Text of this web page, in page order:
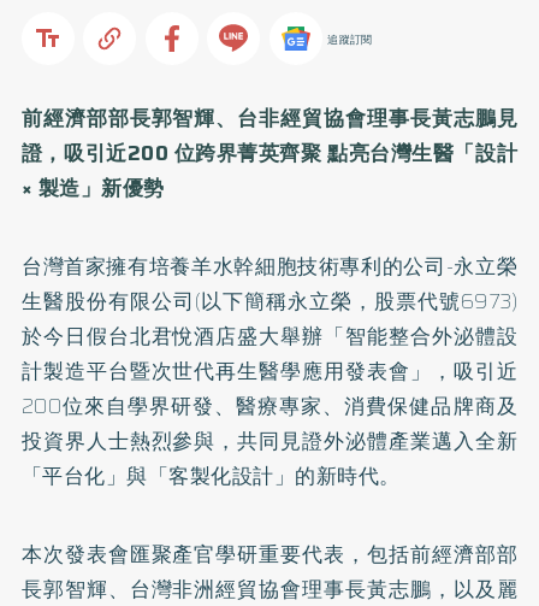
追蹤訂閱
前經濟部部長郭智輝、台非經貿協會理事長黃志鵬見
證，吸引近200 位跨界菁英齊聚 點亮台灣生醫「設計
× 製造」新優勢
台灣首家擁有培養羊水幹細胞技術專利的公司-永立榮
生醫股份有限公司(以下簡稱永立榮，股票代號6973)
於今日假台北君悅酒店盛大舉辦「智能整合外泌體設
計製造平台暨次世代再生醫學應用發表會」，吸引近
200位來自學界研發、醫療專家、消費保健品牌商及
投資界人士熱烈參與，共同見證外泌體產業邁入全新
「平台化」與「客製化設計」的新時代。
本次發表會匯聚產官學研重要代表，包括前經濟部部
長郭智輝、台灣非洲經貿協會理事長黃志鵬，以及麗